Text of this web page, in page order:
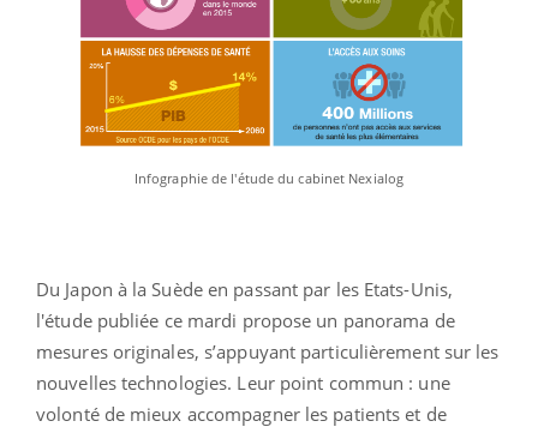
Infographie de l'étude du cabinet Nexialog
Du Japon à la Suède en passant par les Etats-Unis,
l'étude publiée ce mardi propose un panorama de
mesures originales, s’appuyant particulièrement sur les
nouvelles technologies. Leur point commun : une
volonté de mieux accompagner les patients et de